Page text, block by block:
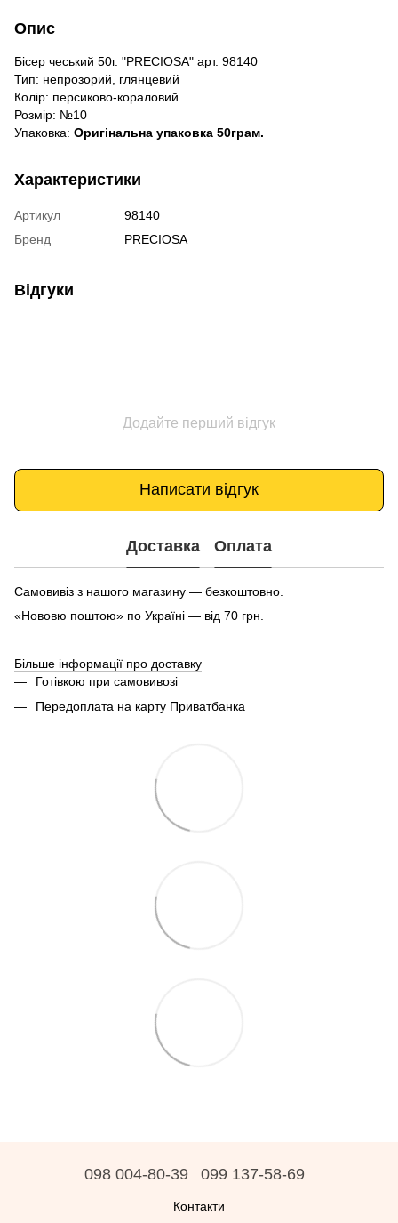
Опис
Бісер чеський 50г. "PRECIOSA" арт. 98140
Тип: непрозорий, глянцевий
Колір: персиково-кораловий
Розмір: №10
Упаковка: Оригінальна упаковка 50грам.
Характеристики
Артикул
98140
Бренд
PRECIOSA
Відгуки
Додайте перший відгук
Написати відгук
Доставка Оплата
Самовивіз з нашого магазину — безкоштовно.
«Нововю поштою» по Україні — від 70 грн.
Більше інформації про доставку
Готівкою при самовивозі
Передоплата на карту Приватбанка
098 004-80-39 099 137-58-69
Контакти